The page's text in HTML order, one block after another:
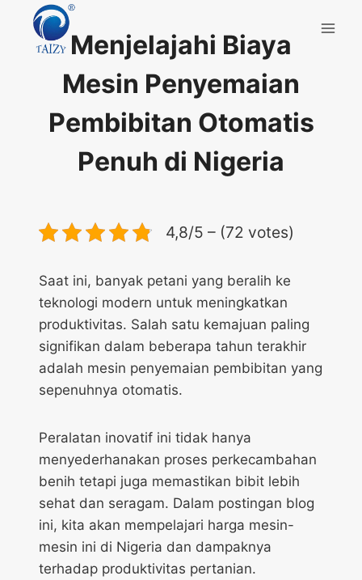
content
Menjelajahi Biaya
Mesin Penyemaian
Pembibitan Otomatis
Penuh di Nigeria
4,8/5 – (72 votes)
Saat ini, banyak petani yang beralih ke
teknologi modern untuk meningkatkan
produktivitas. Salah satu kemajuan paling
signifikan dalam beberapa tahun terakhir
adalah mesin penyemaian pembibitan yang
sepenuhnya otomatis.
Peralatan inovatif ini tidak hanya
menyederhanakan proses perkecambahan
benih tetapi juga memastikan bibit lebih
sehat dan seragam. Dalam postingan blog
ini, kita akan mempelajari harga mesin-
mesin ini di Nigeria dan dampaknya
terhadap produktivitas pertanian.